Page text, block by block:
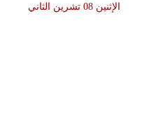
الإثنين 08 تشرين الثاني